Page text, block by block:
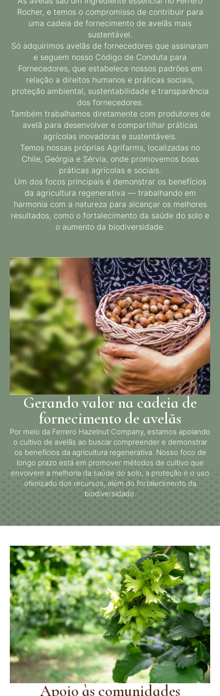
Rocher, e temos o compromisso de contribuir para
uma cadeia de fornecimento de avelãs mais
sustentável.
Só adquirimos avelãs de fornecedores que assinaram
e seguem nosso Código de Conduta para
Fornecedores, que estabelece nossos padrões em
relação a direitos humanos e práticas sociais,
proteção ambiental, sustentabilidade e transparência
dos fornecedores.
Também trabalhamos diretamente com produtores de
avelã para desenvolver e compartilhar práticas
agrícolas inovadoras e sustentáveis.
Temos nossas próprias Agrifarms, localizadas no
Chile, Geórgia e Sérvia, onde promovemos boas
práticas agrícolas e sociais.
Um dos focos principais é demonstrar os benefícios
da agricultura regenerativa — trabalhando em
harmonia com a natureza para alcançar os melhores
resultados, como o fortalecimento da saúde do solo e
o aumento da biodiversidade.
Gerando valor na cadeia de
fornecimento de avelãs
Por meio da Ferrero Hazelnut Company, estamos apoiando
o cultivo de avelãs ao buscar compreender e demonstrar
os benefícios da agricultura regenerativa. Nosso foco de
longo prazo está em promover métodos de cultivo que
envolvem a melhoria da saúde do solo, a proteção e o uso
otimizado dos recursos, além do fortalecimento da
biodiversidade.
Apoio às comunidades